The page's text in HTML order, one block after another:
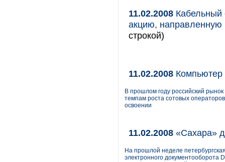
11.02.2008 Кабельный
акцию, направленную
строкой)
11.02.2008 Компьютер
В прошлом году российский
темпам роста сотовых
освоении
11.02.2008 «Сахара»
На прошлой неделе
электронного документооборота